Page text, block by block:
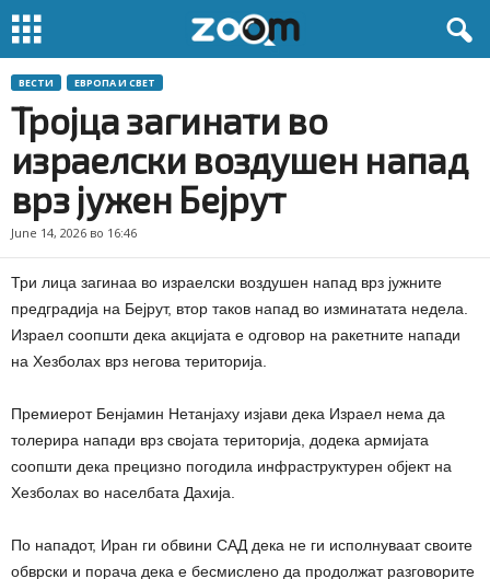
ВЕСТИ ЕВРОПА И СВЕТ
Тројца загинати во
израелски воздушен напад
врз јужен Бејрут
June 14, 2026 во 16:46
Три лица загинаа во израелски воздушен напад врз јужните
предградија на Бејрут, втор таков напад во изминатата недела.
Израел соопшти дека акцијата е одговор на ракетните напади
на Хезболах врз негова територија.
Премиерот Бенјамин Нетанјаху изјави дека Израел нема да
толерира напади врз својата територија, додека армијата
соопшти дека прецизно погодила инфраструктурен објект на
Хезболах во населбата Дахија.
По нападот, Иран ги обвини САД дека не ги исполнуваат своите
обврски и порача дека е бесмислено да продолжат разговорите